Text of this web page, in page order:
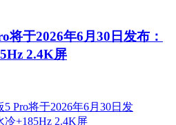
将于2026年6月30日发布：
2.4K屏